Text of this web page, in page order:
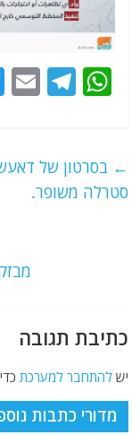
W
s
A
T
g
ra
l ← בסרטון של
סטרלה משופר.
מבזקי
כתיבת תגובה
ישלהתחבר למערכת
מדורי כתבות